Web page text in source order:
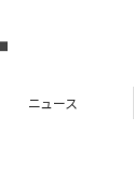
ニュース